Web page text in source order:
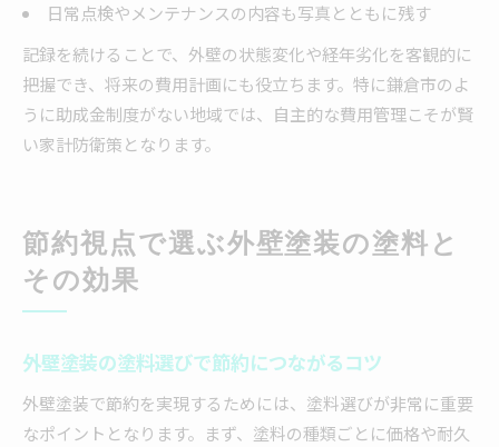
日常点検やメンテナンスの内容も写真とともに残す
記録を続けることで、外壁の状態変化や経年劣化を客観的に
把握でき、将来の費用計画にも役立ちます。特に鎌倉市のよ
うに助成金制度がない地域では、自主的な費用管理こそが賢
い家計防衛策となります。
節約視点で選ぶ外壁塗装の塗料と
その効果
外壁塗装の塗料選びで節約につながるコツ
外壁塗装で節約を実現するためには、塗料選びが非常に重要
なポイントとなります。まず、塗料の種類ごとに価格や耐久